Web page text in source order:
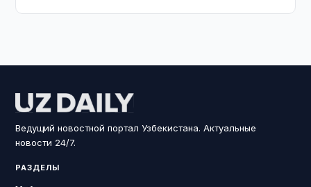
Ведущий новостной портал Узбекистана. Актуальные
новости 24/7.
РАЗДЕЛЫ